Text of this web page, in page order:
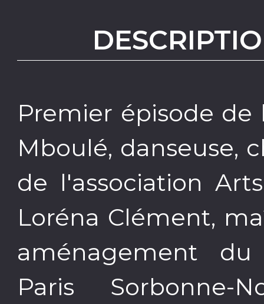
Premier épisode
Mboulé, danseuse,
de l'association
Loréna Clément,
aménagement
Paris